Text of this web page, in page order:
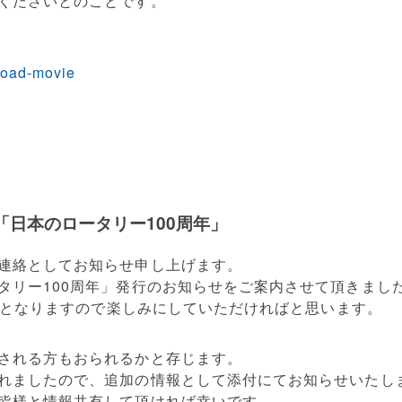
movie
本のロータリー100周年」
としてお知らせ申し上げます。
リー100周年」発行のお知らせをご案内させて頂きまし
りますので楽しみにしていただければと思います。
る方もおられるかと存じます。
ましたので、追加の情報として添付にてお知らせいたし